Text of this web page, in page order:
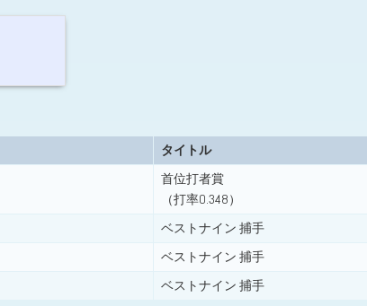
タイトル
首位打者賞
（打率0.348）
ベストナイン 捕手
ベストナイン 捕手
ベストナイン 捕手